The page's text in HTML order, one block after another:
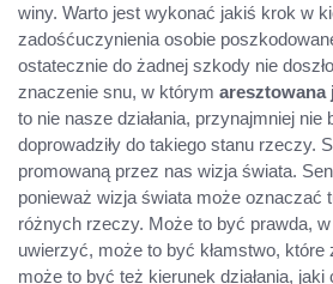
winy. Warto jest wykonać jakiś krok w
zadośćuczynienia osobie
ostatecznie do żadnej szkody nie
znaczenie snu, w którym aresztowana
to nie nasze działania, przynajmniej nie
doprowadziły do takiego stanu rzeczy.
promowaną przez nas wizja świata.
ponieważ wizja świata może oznaczać
różnych rzeczy. Może to być prawda,
uwierzyć, może to być kłamstwo, które
może to być też kierunek działania,